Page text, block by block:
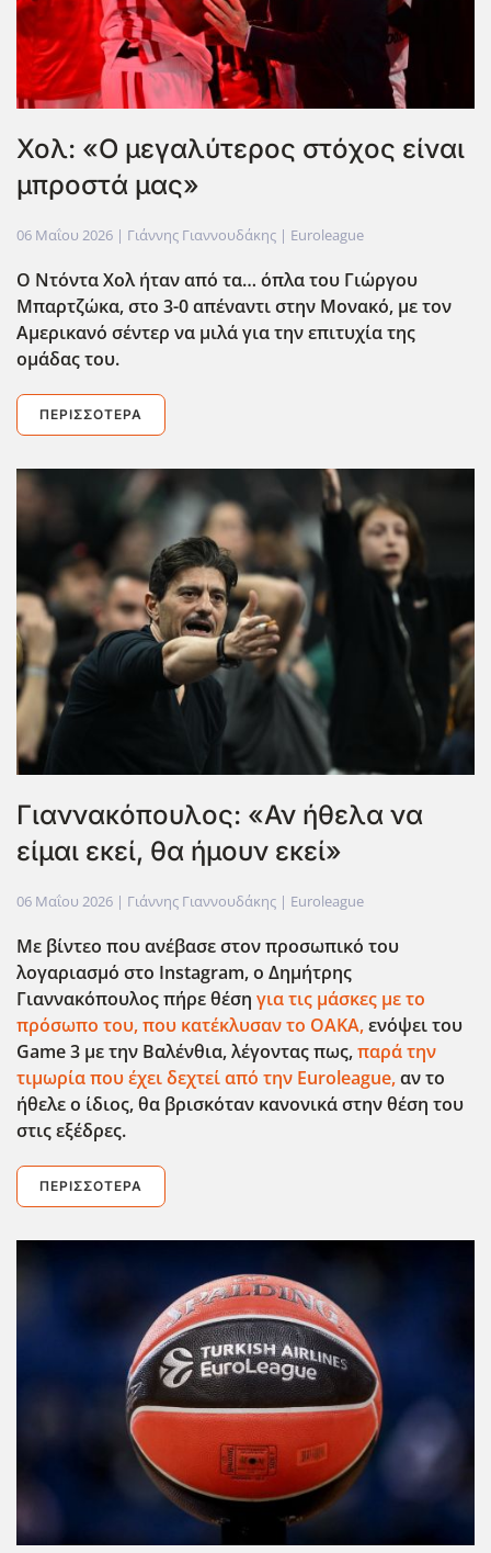
Χολ: «Ο μεγαλύτερος στόχος είναι
μπροστά μας»
06 Μαΐου 2026 | Γιάννης Γιαννουδάκης | Euroleague
Ο Ντόντα Χολ ήταν από τα… όπλα του Γιώργου
Μπαρτζώκα, στο 3-0 απέναντι στην Μονακό, με τον
Αμερικανό σέντερ να μιλά για την επιτυχία της
ομάδας του.
ΠΕΡΙΣΣΌΤΕΡΑ
Γιαννακόπουλος: «Αν ήθελα να
είμαι εκεί, θα ήμουν εκεί»
06 Μαΐου 2026 | Γιάννης Γιαννουδάκης | Euroleague
Με βίντεο που ανέβασε στον προσωπικό του
λογαριασμό στο Instagram, o Δημήτρης
Γιαννακόπουλος πήρε θέση για τις μάσκες με το
πρόσωπο του, που κατέκλυσαν το ΟΑΚΑ,ενόψει του
Game3 με την Βαλένθια, λέγοντας πως,παρά την
τιμωρία που έχει δεχτεί από την Euroleague,αν το
ήθελε ο ίδιος, θα βρισκόταν κανονικά στην θέση του
στις εξέδρες.
ΠΕΡΙΣΣΌΤΕΡΑ